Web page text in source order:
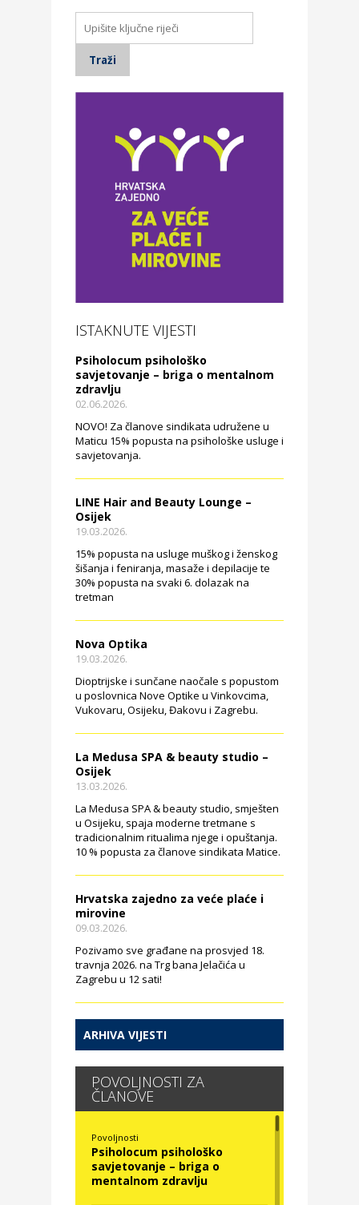
ISTAKNUTE VIJESTI
Psiholocum psihološko
savjetovanje – briga o mentalnom
zdravlju
02.06.2026.
NOVO! Za članove sindikata udružene u
Maticu 15% popusta na psihološke usluge i
savjetovanja.
LINE Hair and Beauty Lounge –
Osijek
19.03.2026.
15% popusta na usluge muškog i ženskog
šišanja i feniranja, masaže i depilacije te
30% popusta na svaki 6. dolazak na
tretman
Nova Optika
19.03.2026.
Dioptrijske i sunčane naočale s popustom
u poslovnica Nove Optike u Vinkovcima,
Vukovaru, Osijeku, Đakovu i Zagrebu.
La Medusa SPA & beauty studio –
Osijek
13.03.2026.
La Medusa SPA & beauty studio, smješten
u Osijeku, spaja moderne tretmane s
tradicionalnim ritualima njege i opuštanja.
10 % popusta za članove sindikata Matice.
Hrvatska zajedno za veće plaće i
mirovine
09.03.2026.
Pozivamo sve građane na prosvjed 18.
travnja 2026. na Trg bana Jelačića u
Zagrebu u 12 sati!
ARHIVA VIJESTI
POVOLJNOSTI ZA
ČLANOVE
Povoljnosti
Psiholocum psihološko
savjetovanje – briga o
mentalnom zdravlju